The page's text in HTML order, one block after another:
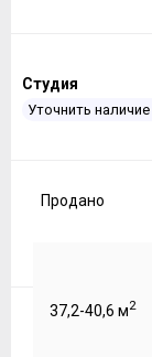
Студия
Уточнить наличие
Продано
37,2-40,6 м2